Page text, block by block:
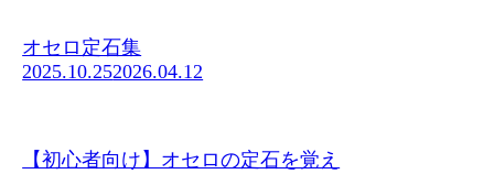
オセロ定石集
2025.10.252026.04.12
【初心者向け】オセロの定石を覚え